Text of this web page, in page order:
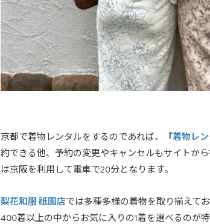
京都で着物レンタルをするのであれば、『着物レ
約できる他、予約の変更やキャンセルもサイトか
は京阪を利用して電車で20分となります。
梨花和服 祇園店では多種多様の着物を取り揃えて
400着以上の中からお気に入りの1着を選べるのが